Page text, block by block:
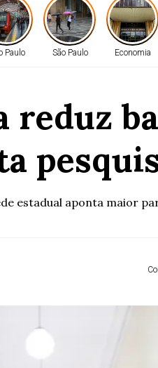
Paulo São Paulo Economia
reduz
estadual aponta maior